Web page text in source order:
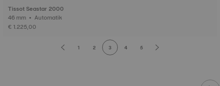
Tissot Seastar 2000
46 mm • Automatik
€ 1.225,00
1 2 3 4 5